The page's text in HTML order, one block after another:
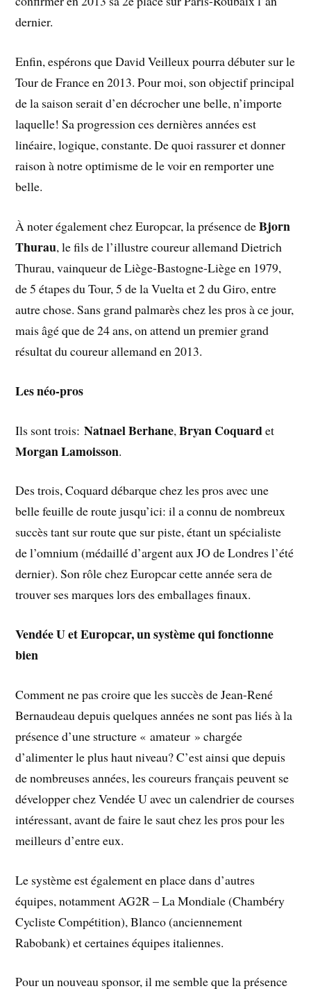
dernier.
Enfin, espérons que David Veilleux pourra débuter sur le
Tour de France en 2013. Pour moi, son objectif principal
de la saison serait d’en décrocher une belle, n’importe
laquelle! Sa progression ces dernières années est
linéaire, logique, constante. De quoi rassurer et donner
raison à notre optimisme de le voir en remporter une
belle.
À noter également chez Europcar, la présence deBjorn
Thurau, le fils de l’illustre coureur allemand Dietrich
Thurau, vainqueur de Liège-Bastogne-Liège en 1979,
de 5 étapes du Tour, 5 de la Vuelta et 2 du Giro, entre
autre chose. Sans grand palmarès chez les pros à ce jour,
mais âgé que de 24 ans, on attend un premier grand
résultat du coureur allemand en 2013.
Les néo-pros
Ils sont trois:Natnael Berhane,Bryan Coquardet
Morgan Lamoisson.
Des trois, Coquard débarque chez les pros avec une
belle feuille de route jusqu’ici: il a connu de nombreux
succès tant sur route que sur piste, étant un spécialiste
de l’omnium (médaillé d’argent aux JO de Londres l’été
dernier). Son rôle chez Europcar cette année sera de
trouver ses marques lors des emballages finaux.
Vendée U et Europcar, un système qui fonctionne
bien
Comment ne pas croire que les succès de Jean-René
Bernaudeau depuis quelques années ne sont pas liés à la
présence d’une structure « amateur » chargée
d’alimenter le plus haut niveau? C’est ainsi que depuis
de nombreuses années, les coureurs français peuvent se
développer chez Vendée U avec un calendrier de courses
intéressant, avant de faire le saut chez les pros pour les
meilleurs d’entre eux.
Le système est également en place dans d’autres
équipes, notamment AG2R – La Mondiale (Chambéry
Cycliste Compétition), Blanco (anciennement
Rabobank) et certaines équipes italiennes.
Pour un nouveau sponsor, il me semble que la présence